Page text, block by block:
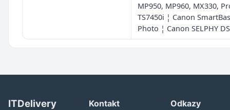
MP950, MP960, MX330,
TS7450i ¦ Canon
Photo ¦ Canon SELPHY
ITDelivery
Kontakt
Odkazy